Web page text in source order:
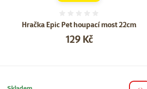
Hračka Epic Pet houpací most 22cm
Cena
129 Kč